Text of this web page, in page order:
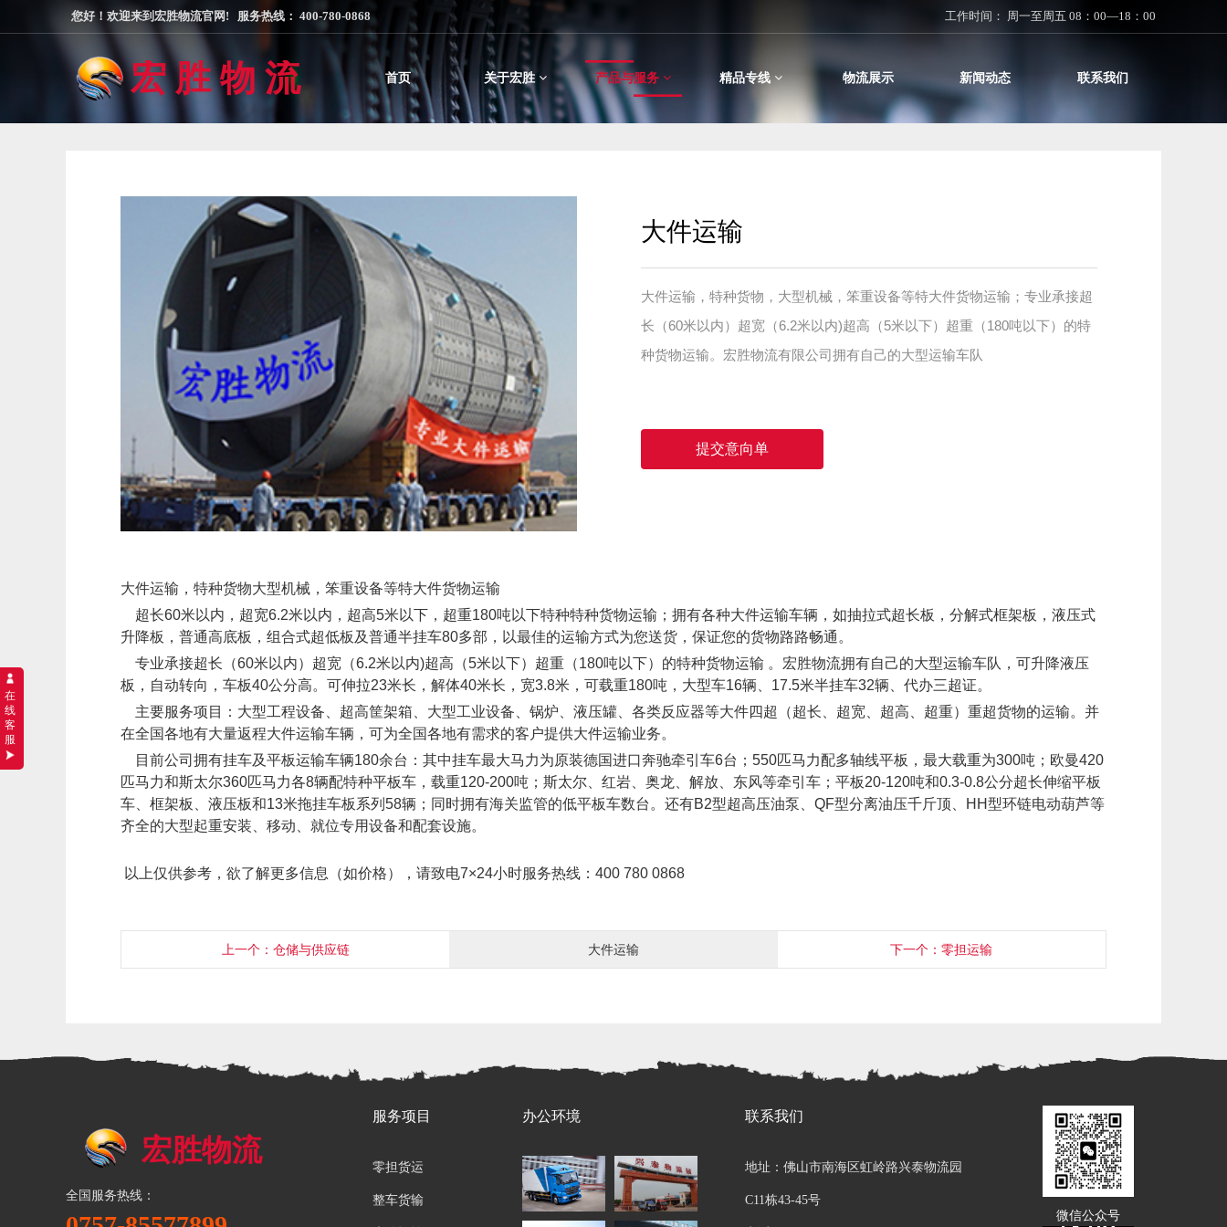
您好！欢迎来到宏胜物流官网! 服务热线： 400-780-0868 工作时间： 周一至周五 08：00—18：00
宏 胜 物 流 首页 关于宏胜 产品与服务 精品专线 物流展示 新闻动态 联系我们
大件运输
大件运输，特种货物，大型机械，笨重设备等特大件货物运输；专业承接超
长（60米以内）超宽（6.2米以内)超高（5米以下）超重（180吨以下）的特
种货物运输。宏胜物流有限公司拥有自己的大型运输车队
提交意向单
大件运输，特种货物大型机械，笨重设备等特大件货物运输
超长60米以内，超宽6.2米以内，超高5米以下，超重180吨以下特种特种货物运输；拥有各种大件运输车辆，如抽拉式超长板，分解式框架板，液压式
升降板，普通高底板，组合式超低板及普通半挂车80多部，以最佳的运输方式为您送货，保证您的货物路路畅通。
专业承接超长（60米以内）超宽（6.2米以内)超高（5米以下）超重（180吨以下）的特种货物运输 。宏胜物流拥有自己的大型运输车队，可升降液压
板，自动转向，车板40公分高。可伸拉23米长，解体40米长，宽3.8米，可载重180吨，大型车16辆、17.5米半挂车32辆、代办三超证。
主要服务项目：大型工程设备、超高筐架箱、大型工业设备、锅炉、液压罐、各类反应器等大件四超（超长、超宽、超高、超重）重超货物的运输。并
在全国各地有大量返程大件运输车辆，可为全国各地有需求的客户提供大件运输业务。
目前公司拥有挂车及平板运输车辆180余台：其中挂车最大马力为原装德国进口奔驰牵引车6台；550匹马力配多轴线平板，最大载重为300吨；欧曼420
匹马力和斯太尔360匹马力各8辆配特种平板车，载重120-200吨；斯太尔、红岩、奥龙、解放、东风等牵引车；平板20-120吨和0.3-0.8公分超长伸缩平板
车、框架板、液压板和13米拖挂车板系列58辆；同时拥有海关监管的低平板车数台。还有B2型超高压油泵、QF型分离油压千斤顶、HH型环链电动葫芦等
齐全的大型起重安装、移动、就位专用设备和配套设施。
以上仅供参考，欲了解更多信息（如价格），请致电7×24小时服务热线：400 780 0868
上一个：仓储与供应链 大件运输 下一个：零担运输
全国服务热线：
宏胜物流
服务项目
零担货运
整车货输
办公环境 联系我们
地址：佛山市南海区虹岭路兴泰物流园
C11栋43-45号
微信公众号
在
线
客
服